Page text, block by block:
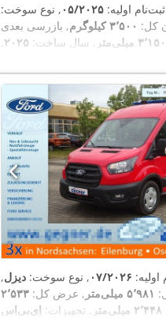
اولیه: ۰۵/۲۰۲۵ , نوع سوخت:
کل: ۳٬۵۰۰ کیلوگرم
۳٬۱۵۰ میلی‌متر , سال ساخت: ۲۰۲۵,
اولیه: ۰۷/۲۰۲۶ , نوع سوخت: دیزل,
۵٬۹۸۱ میلی‌متر , عرض کل: ۲٬۵۳۳
۲٬۴۴۸ میلی‌متر , تجهیزات: اِی‌بی‌اِس‎, بخاری پارکینگ, برنامه پایداری الکترونیکی (ESP), تهویه مطبوع,